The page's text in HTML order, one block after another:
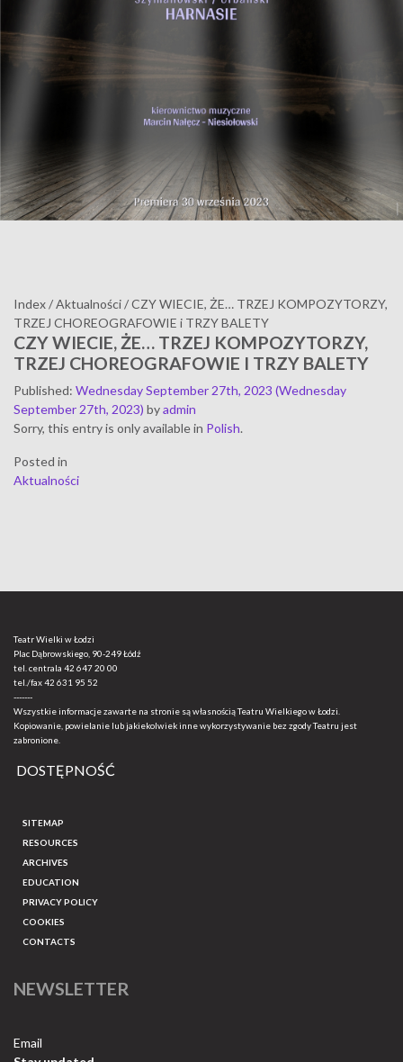
Index/Aktualności/CZY WIECIE, ŻE… TRZEJ KOMPOZYTORZY,
TRZEJ CHOREOGRAFOWIE i TRZY BALETY
CZY WIECIE, ŻE… TRZEJ KOMPOZYTORZY,
TRZEJ CHOREOGRAFOWIE I TRZY BALETY
Published: Wednesday September 27th, 2023 (Wednesday
September 27th, 2023) byadmin
Sorry, this entry is only available in Polish.
Posted in
Aktualności
Teatr Wielki w Łodzi
Plac Dąbrowskiego, 90-249 Łódź
tel. centrala 42 647 20 00
tel./fax42 631 95 52
-------
Wszystkie informacje zawarte na stronie są własnością Teatru Wielkiego w Łodzi.
Kopiowanie, powielanie lub jakiekolwiek inne wykorzystywanie bez zgody Teatru jest
zabronione.
DOSTĘPNOŚĆ
SITEMAP
RESOURCES
ARCHIVES
EDUCATION
PRIVACY POLICY
COOKIES
CONTACTS
NEWSLETTER
Email